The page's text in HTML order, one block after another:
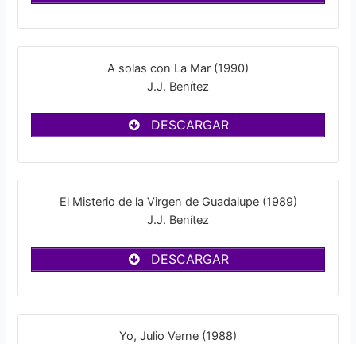
A solas con La Mar (1990)
J.J. Benítez
DESCARGAR
El Misterio de la Virgen de Guadalupe (1989)
J.J. Benítez
DESCARGAR
Yo, Julio Verne (1988)